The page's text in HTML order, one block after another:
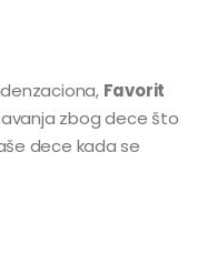
Favorit
zbog dece što
dece kada se